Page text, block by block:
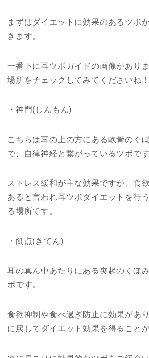
まずはダイエットに効果のあるツボ
きます。
一番下に耳ツボガイドの画像があり
場所をチェックしてみてくださいね！
・神門(しんもん)
こちらは耳の上の方にある軟骨のく
で、自律神経と繋がっているツボです
ストレス緩和が主な効果ですが、食
あると言われ耳ツボダイエットを行
る場所です。
・飢点(きてん)
耳の真ん中あたりにある突起のくぼ
ボです。
食欲抑制や食べ過ぎ防止に効果があ
に戻してダイエット効果を得ることが